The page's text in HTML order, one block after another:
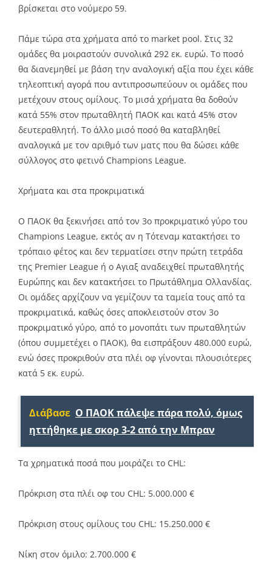
βρίσκεται στο νούμερο 59.
Πάμε τώρα στα χρήματα από το market pool. Στις 32
ομάδες θα μοιραστούν συνολικά 292 εκ. ευρώ. Το ποσό
θα διανεμηθεί με βάση την αναλογική αξία που έχει κάθε
τηλεοπτική αγορά που αντιπροσωπεύουν οι ομάδες που
μετέχουν στους ομίλους. Το μισά χρήματα θα δοθούν
κατά 55% στον πρωταθλητή ΠΑΟΚ και κατά 45% στον
δευτεραθλητή. Το άλλο μισό ποσό θα καταβληθεί
αναλογικά με τον αριθμό των ματς που θα δώσει κάθε
σύλλογος στο φετινό Champions League.
Χρήματα και στα προκριματικά
Ο ΠΑΟΚ θα ξεκινήσει από τον 3ο προκριματικό γύρο του
Champions League, εκτός αν η Τότεναμ κατακτήσει το
τρόπαιο φέτος και δεν τερματίσει στην πρώτη τετράδα
της Premier League ή ο Αγιαξ αναδειχθεί πρωταθλητής
Ευρώπης και δεν κατακτήσει το Πρωτάθλημα Ολλανδίας.
Οι ομάδες αρχίζουν να γεμίζουν τα ταμεία τους από τα
προκριματικά, καθώς όσες αποκλειστούν στον 3ο
προκριματικό γύρο, από το μονοπάτι των πρωταθλητών
(όπου συμμετέχει ο ΠΑΟΚ), θα εισπράξουν 480.000 ευρώ,
ενώ όσες προκριθούν στα πλέι οφ γίνονται πλουσιότερες
κατά 5 εκ. ευρώ.
Διάβασε Ο ΠΑΟΚ πάλεψε πάρα πολύ, όμως
ηττήθηκε με σκορ 3-2 από την Μπραν
Τα χρηματικά ποσά που μοιράζει το CHL:
Πρόκριση στα πλέι οφ του CHL: 5.000.000 €
Πρόκριση στους ομίλους του CHL: 15.250.000 €
Νίκη στον όμιλο: 2.700.000 €